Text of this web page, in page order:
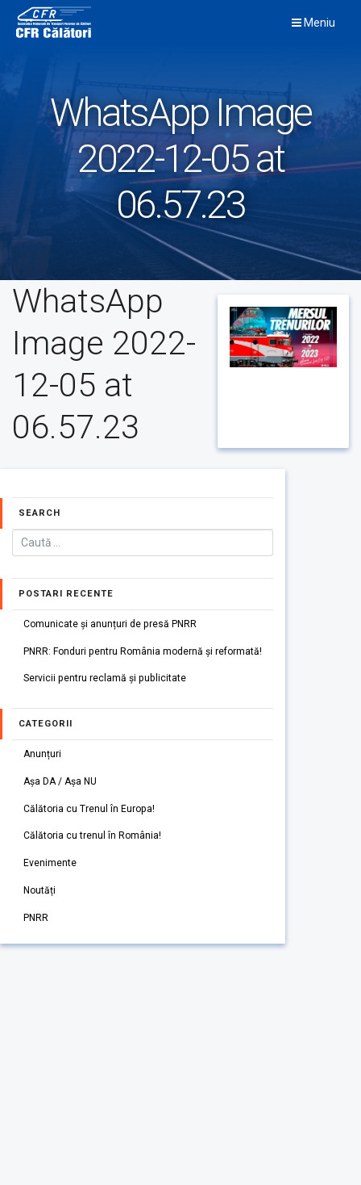
content
Meniu
WhatsApp Image
2022-12-05 at
06.57.23
WhatsApp
Image 2022-
12-05 at
06.57.23
SEARCH
POSTARI RECENTE
Comunicate și anunțuri de presă PNRR
PNRR: Fonduri pentru România modernă și reformată!
Servicii pentru reclamă și publicitate
CATEGORII
Anunțuri
Așa DA / Așa NU
Călătoria cu Trenul în Europa!
Călătoria cu trenul în România!
Evenimente
Noutăți
PNRR